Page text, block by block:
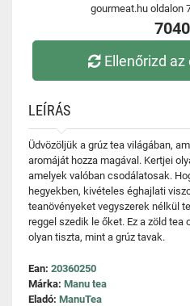
gourmeat.hu oldalon
Ellenőrizd
LEÍRÁS
Üdvözöljük a grúz tea világában,
aromáját hozza magával. Kertjei
amelyek valóban csodálatosak.
hegyekben, kivételes éghajlati
teanövényeket vegyszerek nélkül
reggel szedik le őket. Ez a zöld tea
olyan tiszta, mint a grúz tavak.
Ean: 20360250
Márka: Manu tea
Eladó: ManuTea